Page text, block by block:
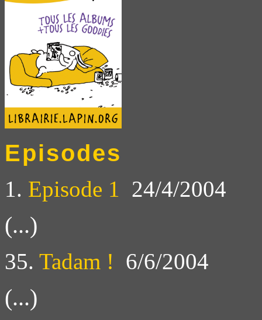
Episodes
1. Episode 1 24/4/2004
(...)
35. Tadam ! 6/6/2004
(...)